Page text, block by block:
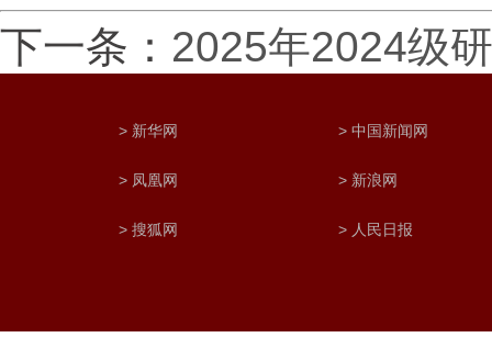
下一条： 2025年2024级
> 新华网 > 中国新闻网
> 凤凰网 > 新浪网
> 搜狐网 > 人民日报